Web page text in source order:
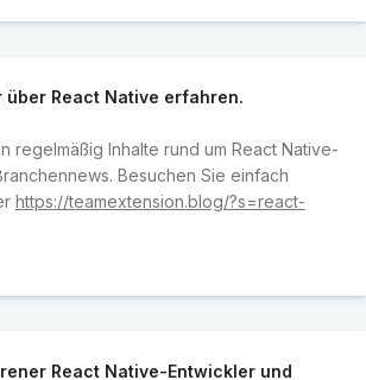
über React Native erfahren.
regelmäßig Inhalte rund um React Native-
Besuchen Sie einfach
https://teamextension.blog/?s=react-
React Native-Entwickler und